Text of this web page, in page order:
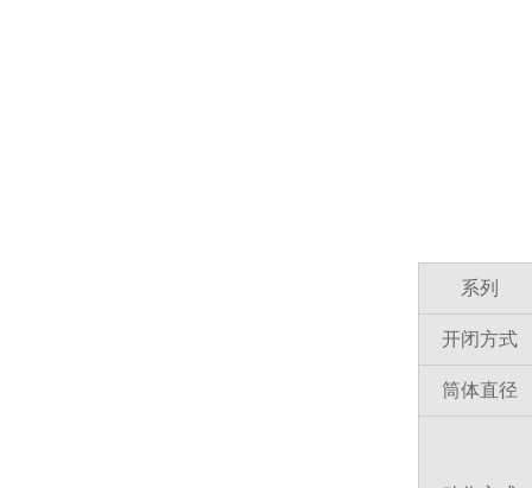
系列
开闭方式
筒体直径